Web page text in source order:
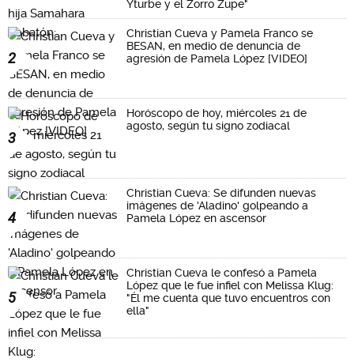
Yturbe y el Zorro Zupe"
2
Christian Cueva y Pamela Franco se
BESAN, en medio de denuncia de
agresión de Pamela López [VIDEO]
3
Horóscopo de hoy, miércoles 21 de
agosto, según tu signo zodiacal
4
Christian Cueva: Se difunden nuevas
imágenes de 'Aladino' golpeando a
Pamela López en ascensor
5
Christian Cueva le confesó a Pamela
López que le fue infiel con Melissa Klug:
"Él me cuenta que tuvo encuentros con
ella"